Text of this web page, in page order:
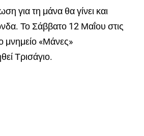
για τη μάνα θα γίνει και
Το Σάββατο 12 Μαΐου στις
μνημείο «Μάνες»
Τρισάγιο.